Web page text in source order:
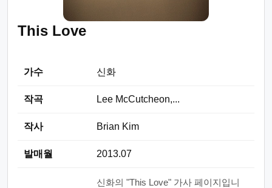
This Love
가수 신화
작곡 Lee McCutcheon,...
작사 Brian Kim
발매월 2013.07
신화의 "This Love" 가사 페이지입니